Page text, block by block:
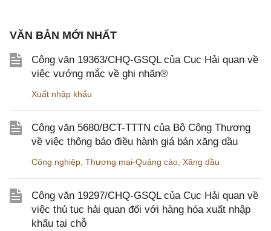
VĂN BẢN MỚI NHẤT
Công văn 19363/CHQ-GSQL của Cục Hải quan về
việc vướng mắc về ghi nhãn®
Xuất nhập khẩu
Công văn 5680/BCT-TTTN của Bộ Công Thương
về việc thông báo điều hành giá bán xăng dầu
Công nghiệp Thương mại-Quảng cáo Xăng dầu
Công văn 19297/CHQ-GSQL của Cục Hải quan về
việc thủ tục hải quan đối với hàng hóa xuất nhập
khẩu tại chỗ